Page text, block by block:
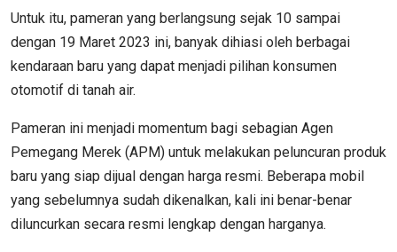
Untuk itu, pameran yang berlangsung sejak 10 sampai
dengan 19 Maret 2023 ini, banyak dihiasi oleh berbagai
kendaraan baru yang dapat menjadi pilihan konsumen
otomotif di tanah air.
Pameran ini menjadi momentum bagi sebagian Agen
Pemegang Merek (APM) untuk melakukan peluncuran produk
baru yang siap dijual dengan harga resmi. Beberapa mobil
yang sebelumnya sudah dikenalkan, kali ini benar-benar
diluncurkan secara resmi lengkap dengan harganya.